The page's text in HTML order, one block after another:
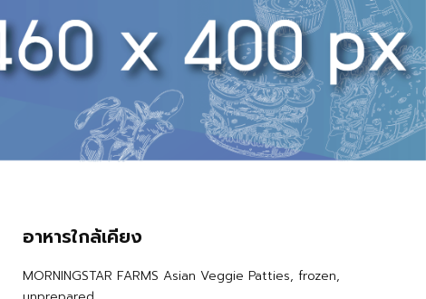
อาหารใกล้เคียง
MORNINGSTAR FARMS Asian Veggie Patties, frozen,